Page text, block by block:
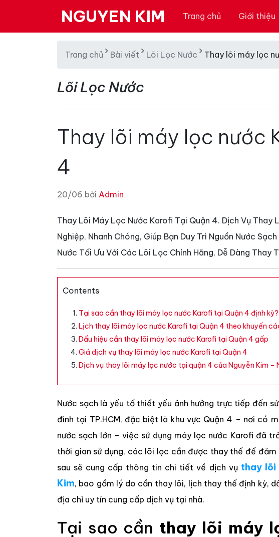
NGUYEN KIM Trang chủ Giới thiệu
Trang chủ Bài viết Lõi Lọc Nước Thay lõi máy lọc
Lõi Lọc Nước
Thay lõi máy lọc nước
4
20/06 bởi Admin
Thay Lõi Máy Lọc Nước Karofi Tại Quận 4. Dịch Vụ Thay
Nghiệp, Nhanh Chóng, Giúp Bạn Duy Trì Nguồn Nước
Nước Tối Ưu Với Các Lõi Lọc Chính Hãng, Dễ Dàng Thay
Contents
Tại sao cần thay lõi máy lọc nước Karofi tại Quận 4 định kỳ?
Lịch thay lõi máy lọc nước Karofi tại Quận 4 theo khuyến
Dấu hiệu cần thay lõi máy lọc nước Karofi tại Quận 4 gấp
Giá dịch vụ thay lõi máy lọc nước Karofi tại Quận 4
Dịch vụ thay lõi máy lọc nước tại quận 4 của Nguyễn Kim –
Nước sạch là yếu tố thiết yếu ảnh hưởng trực tiếp đến
đình tại TP.HCM, đặc biệt là khu vực Quận 4 – nơi có
nước sạch lớn – việc sử dụng máy lọc nước Karofi đã
thời gian sử dụng, các lõi lọc cần được thay thế để
sau sẽ cung cấp thông tin chi tiết về dịch vụ thay lõi
Kim, bao gồm lý do cần thay lõi, lịch thay thế định kỳ,
địa chỉ uy tín cung cấp dịch vụ tại nhà.
Tại sao cần thay lõi máy